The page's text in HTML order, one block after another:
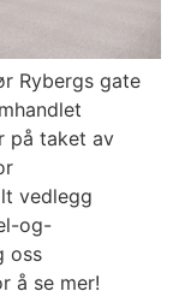
Rybergs gate
på taket av
vedlegg
og-
oss
å se mer!